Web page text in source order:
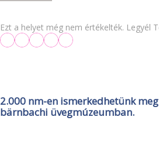
Ezt a helyet még nem értékelték. Legyél
2.000 nm-en ismerkedhetünk
bärnbachi üvegmúzeumban.